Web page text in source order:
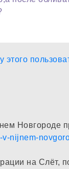
Новгороде
nijnem-
на Слёт,